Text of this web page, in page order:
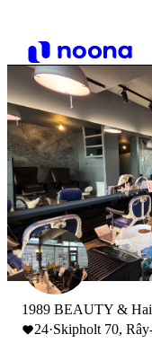
1989 BEAUTY &
24·Skipholt 70,